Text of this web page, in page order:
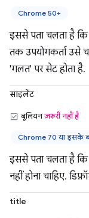
Chrome 50+
इससे पता चलता है कि
तक उपयोगकर्ता उसे
'गलत' पर सेट होता है.
साइलेंट
बूलियनज़रूरी नहीं है
Chrome 70 या इसके
इससे पता चलता है कि
नहीं होना चाहिए.
title